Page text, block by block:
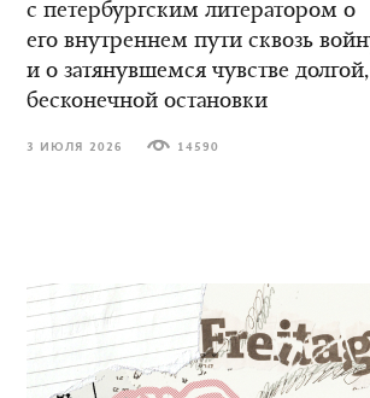
с петербургским литератором о
его внутреннем пути сквозь
и о затянувшемся чувстве долгой,
бесконечной остановки
3 ИЮЛЯ 2026 14590